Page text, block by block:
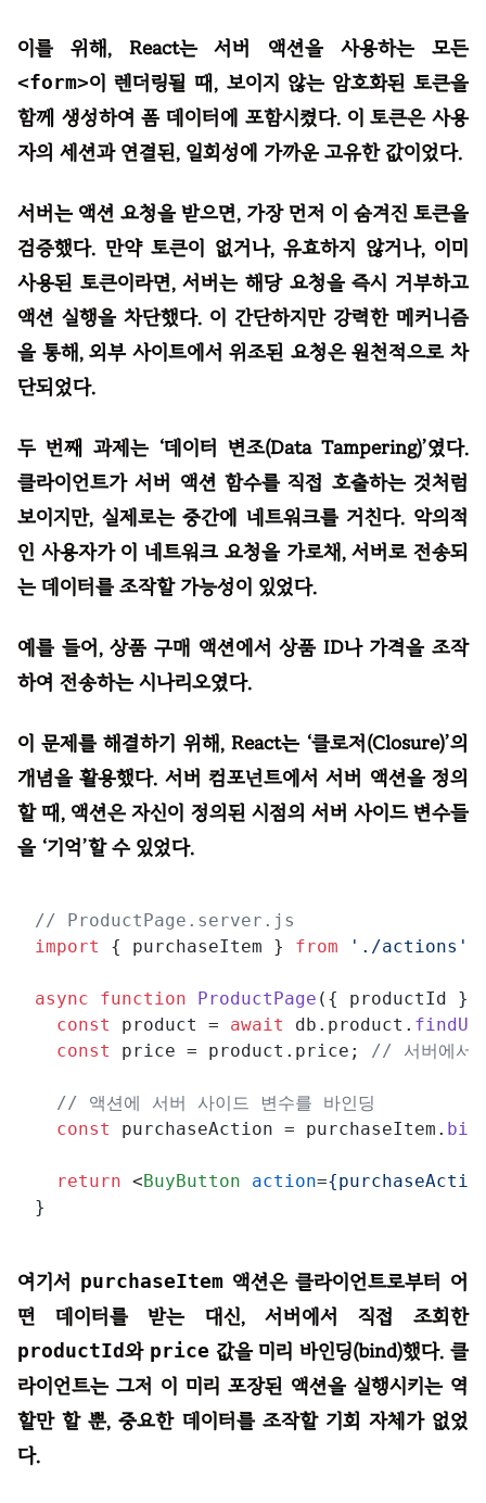
이를 위해, React는 서버 액션을 사용하는 모든
<form>이 렌더링될 때, 보이지 않는 암호화된 토큰을
함께 생성하여 폼 데이터에 포함시켰다. 이 토큰은 사용
자의 세션과 연결된, 일회성에 가까운 고유한 값이었다.
서버는 액션 요청을 받으면, 가장 먼저 이 숨겨진 토큰을
검증했다. 만약 토큰이 없거나, 유효하지 않거나, 이미
사용된 토큰이라면, 서버는 해당 요청을 즉시 거부하고
액션 실행을 차단했다. 이 간단하지만 강력한 메커니즘
을 통해, 외부 사이트에서 위조된 요청은 원천적으로 차
단되었다.
두 번째 과제는 ‘데이터 변조(Data Tampering)’였다.
클라이언트가 서버 액션 함수를 직접 호출하는 것처럼
보이지만, 실제로는 중간에 네트워크를 거친다. 악의적
인 사용자가 이 네트워크 요청을 가로채, 서버로 전송되
는 데이터를 조작할 가능성이 있었다.
예를 들어, 상품 구매 액션에서 상품 ID나 가격을 조작
하여 전송하는 시나리오였다.
이 문제를 해결하기 위해, React는 ‘클로저(Closure)’의
개념을 활용했다. 서버 컴포넌트에서 서버 액션을 정의
할 때, 액션은 자신이 정의된 시점의 서버 사이드 변수들
을 ‘기억’할 수 있었다.
// ProductPage.server.js
import
{ purchaseItem } from './actions'
async function ProductPage ( { productId }
const
product = await db. product .
const
price = product. price ; // 서버에서
// 액션에 서버 사이드 변수를 바인딩
const
purchaseAction = purchaseItem.
return <BuyButton action=
여기서 purchaseItem액션은 클라이언트로부터 어
떤 데이터를 받는 대신, 서버에서 직접 조회한
productId와 price값을 미리 바인딩(bind)했다. 클
라이언트는 그저 이 미리 포장된 액션을 실행시키는 역
할만 할 뿐, 중요한 데이터를 조작할 기회 자체가 없었
다.